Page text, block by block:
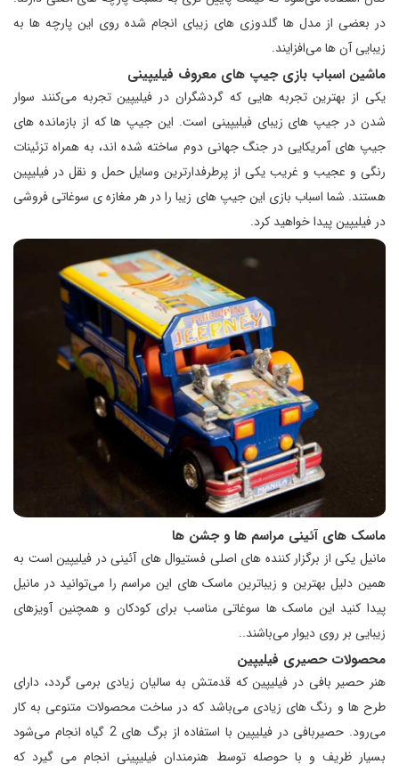
در بعضی از مدل ها گلدوزی های زیبای انجام شده روی این پارچه ها به
زیبایی آن ها می‌افزایند.
ماشین اسباب بازی جیپ های معروف فیلیپینی
یکی از بهترین تجربه هایی که گردشگران در فیلیپین تجربه می‌کنند سوار
شدن در جیپ های زیبای فیلیپینی است. این جیپ ها که از بازمانده های
جیپ های آمریکایی در جنگ جهانی دوم ساخته شده اند، به همراه تزئینات
رنگی و عجیب و غریب یکی از پرطرفدارترین وسایل حمل و نقل در فیلیپین
هستند. شما اسباب بازی این جیپ های زیبا را در هر مغازه ی سوغاتی فروشی
در فیلیپین پیدا خواهید کرد.
ماسک های آئینی مراسم ها و جشن ها
مانیل یکی از برگزار کننده های اصلی فستیوال های آئینی در فیلیپین است به
همین دلیل بهترین و زیباترین ماسک های این مراسم را می‌توانید در مانیل
پیدا کنید این ماسک ها سوغاتی مناسب برای کودکان و همچنین آویزهای
زیبایی بر روی دیوار می‌باشند..
محصولات حصیری فیلیپین
هنر حصیر بافی در فیلیپین که قدمتش به سالیان زیادی برمی گردد، دارای
طرح ها و رنگ های زیادی می‌باشد که در ساخت محصولات متنوعی به کار
می‌رود. حصیربافی در فیلیپین با استفاده از برگ های 2 گیاه انجام می‌شود
بسیار ظریف و با حوصله توسط هنرمندان فیلیپینی انجام می گیرد که